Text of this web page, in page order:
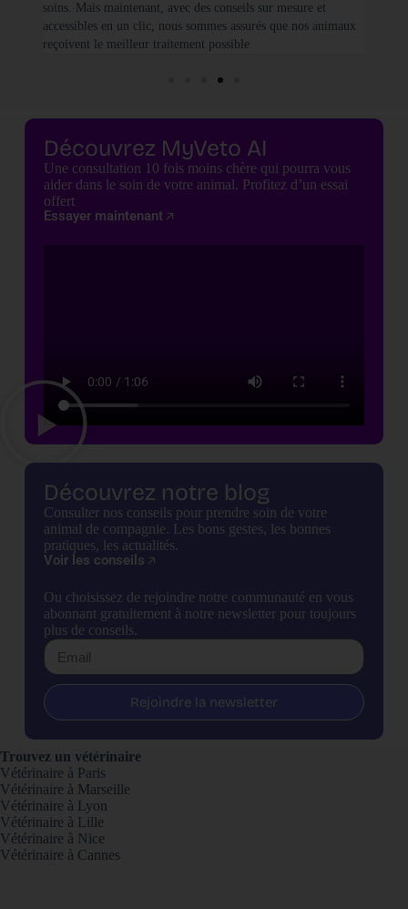
soins. Mais maintenant, avec des conseils sur mesure et
accessibles en un clic, nous sommes assurés que nos animaux
reçoivent le meilleur traitement possible
Découvrez MyVeto AI
Une consultation 10 fois moins chère qui pourra vous
aider dans le soin de votre animal. Profitez d’un essai
offert
Essayer maintenant
Découvrez notre blog
Consulter nos conseils pour prendre soin de votre
animal de compagnie. Les bons gestes, les bonnes
pratiques, les actualités.
Voir les conseils
Ou choisissez de rejoindre notre communauté en vous
abonnant gratuitement à notre newsletter pour toujours
plus de conseils.
Rejoindre la newsletter
Trouvez un vétérinaire
Vétérinaire à Paris
Vétérinaire à Marseille
Vétérinaire à Lyon
Vétérinaire à Lille
Vétérinaire à Nice
Vétérinaire à Cannes